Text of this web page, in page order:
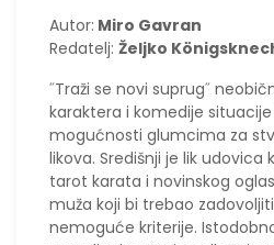
Autor: Miro Gavran
Redatelj: Željko
˝Traži se novi suprug˝
karaktera i komedije
mogućnosti glumcima za
likova. Središnji je lik
tarot karata i novinskog
muža koji bi trebao
nemoguće kriterije.